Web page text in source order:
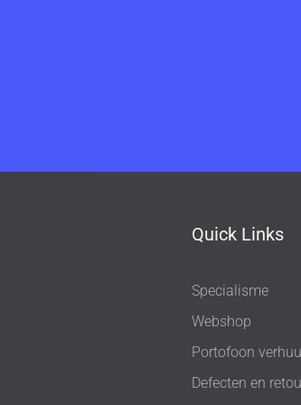
Quick Links
Specialisme
Webshop
Portofoon
Defecten en